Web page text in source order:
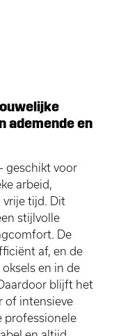
ademende en
geschikt voor
arbeid,
vrije tijd. Dit
stijlvolle
De
af, en de
en in de
blijft het
of intensieve
professionele